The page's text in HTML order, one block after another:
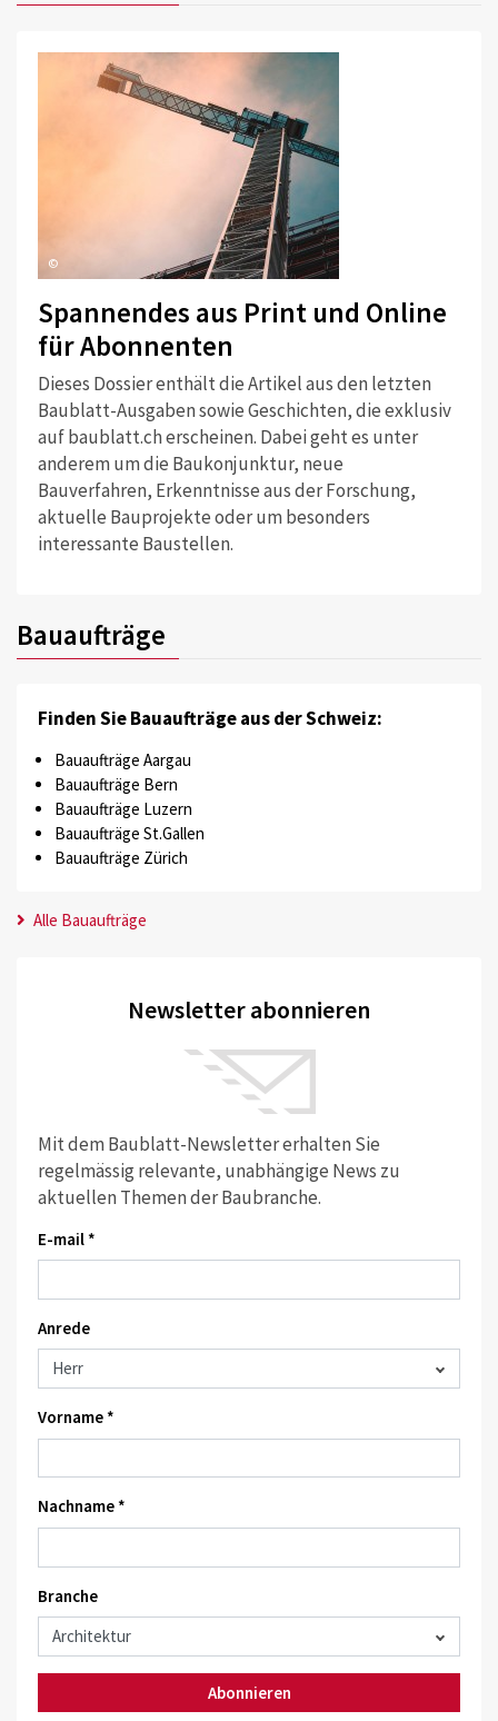
©
Spannendes aus Print und Online
für Abonnenten
Dieses Dossier enthält die Artikel aus den letzten
Baublatt-Ausgaben sowie Geschichten, die exklusiv
auf baublatt.ch erscheinen. Dabei geht es unter
anderem um die Baukonjunktur, neue
Bauverfahren, Erkenntnisse aus der Forschung,
aktuelle Bauprojekte oder um besonders
interessante Baustellen.
Bauaufträge
Finden Sie Bauaufträge aus der Schweiz:
Bauaufträge Aargau
Bauaufträge Bern
Bauaufträge Luzern
Bauaufträge St.Gallen
Bauaufträge Zürich
Alle Bauaufträge
Newsletter abonnieren
Mit dem Baublatt-Newsletter erhalten Sie
regelmässig relevante, unabhängige News zu
aktuellen Themen der Baubranche.
E-mail *
Anrede
Vorname *
Nachname *
Branche
Abonnieren